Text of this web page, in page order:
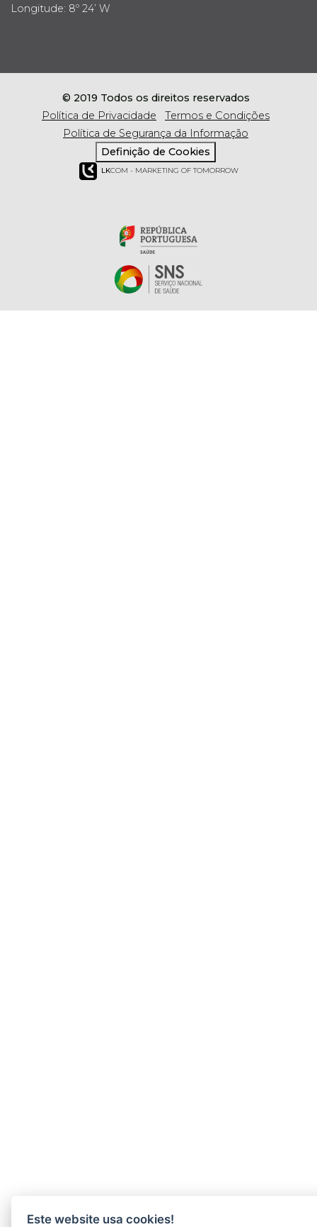
Longitude: 8º 24’ W
© 2019 Todos os direitos reservados
Política de Privacidade
Termos e Condições
Política de Segurança da Informação
Definição de Cookies
LKCOM - MARKETING OF TOMORROW
Este website usa cookies!